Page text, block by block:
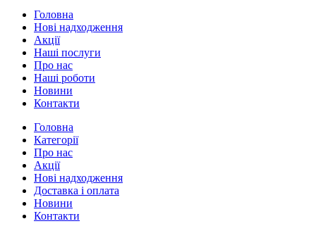
Головна
Нові надходження
Акції
Наші послуги
Про нас
Наші роботи
Новини
Контакти
Головна
Категорії
Про нас
Акції
Нові надходження
Доставка і оплата
Новини
Контакти